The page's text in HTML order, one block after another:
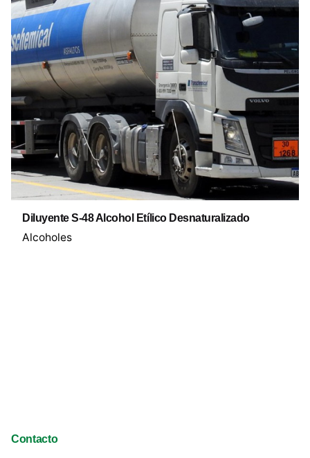
Diluyente S-48 Alcohol Etílico Desnaturalizado
Alcoholes
Contacto